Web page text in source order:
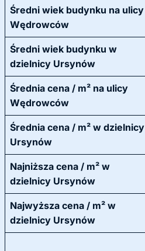
Średni wiek budynku na ulicy
Wędrowców
Średni wiek budynku w
dzielnicy Ursynów
Średnia cena / m² na ulicy
Wędrowców
Średnia cena / m² w dzielnicy
Ursynów
Najniższa cena / m² w
dzielnicy Ursynów
Najwyższa cena / m² w
dzielnicy Ursynów